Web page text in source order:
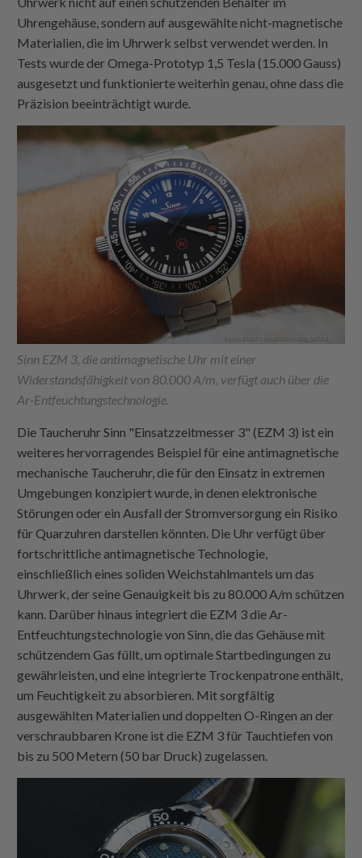
Uhrengehäuse, sondern auf ausgewählte nicht-magnetische
Materialien, die im Uhrwerk selbst verwendet werden. In
Tests wurde der Omega-Prototyp 1,5 Tesla (15.000 Gauss)
ausgesetzt und funktionierte weiterhin genau, ohne dass die
Präzision beeinträchtigt wurde.
Sinn EZM 3, die antimagnetische Uhr mit einer
Widerstandsfähigkeit von 80.000 A/m, verfügt auch über die
Ar-Entfeuchtungstechnologie.
Die Taucheruhr Sinn "Einsatzzeitmesser 3" (EZM 3) ist ein
weiteres hervorragendes Beispiel für eine antimagnetische
mechanische Taucheruhr, die für den Einsatz in extremen
Umgebungen konzipiert wurde, in denen elektronische
Störungen oder ein Ausfall der Stromversorgung ein Risiko
für Quarzuhren darstellen könnten. Die Uhr verfügt über
fortschrittliche antimagnetische Technologie,
einschließlich eines soliden Weichstahlmantels um das
Uhrwerk, der seine Genauigkeit bis zu 80.000 A/m schützen
kann. Darüber hinaus integriert die EZM 3 die Ar-
Entfeuchtungstechnologie von Sinn, die das Gehäuse mit
schützendem Gas füllt, um optimale Startbedingungen zu
gewährleisten, und eine integrierte Trockenpatrone enthält,
um Feuchtigkeit zu absorbieren. Mit sorgfältig
ausgewählten Materialien und doppelten O-Ringen an der
verschraubbaren Krone ist die EZM 3 für Tauchtiefen von
bis zu 500 Metern (50 bar Druck) zugelassen.